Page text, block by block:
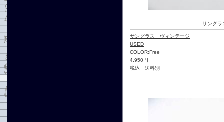
サングラ
サングラス ヴィンテージ
USED
COLOR:Free
4,950円
税込 送料別